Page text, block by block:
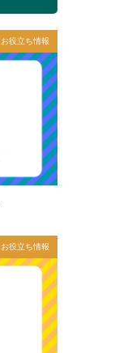
お役立ち情報
お役立ち情報